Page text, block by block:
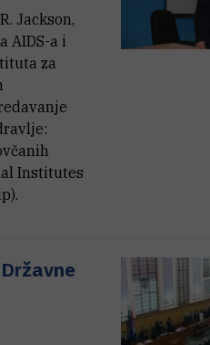
Jackson,
AIDS-a i
za
Institutes